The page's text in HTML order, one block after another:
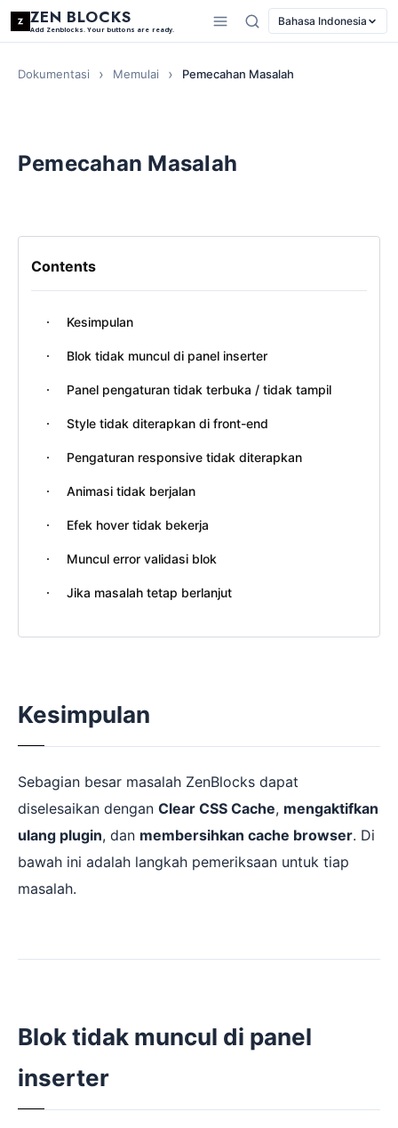
ZEN BLOCKS
Add Zenblocks. Your buttons are ready.
Bahasa Indonesia
Dokumentasi Memulai Pemecahan Masalah
Pemecahan Masalah
Contents
Kesimpulan
Blok tidak muncul di panel inserter
Panel pengaturan tidak terbuka / tidak tampil
Style tidak diterapkan di front-end
Pengaturan responsive tidak diterapkan
Animasi tidak berjalan
Efek hover tidak bekerja
Muncul error validasi blok
Jika masalah tetap berlanjut
Kesimpulan
Sebagian besar masalah ZenBlocks dapat
diselesaikan dengan Clear CSS Cache, mengaktifkan
ulang plugin, dan membersihkan cache browser. Di
bawah ini adalah langkah pemeriksaan untuk tiap
masalah.
Blok tidak muncul di panel
inserter